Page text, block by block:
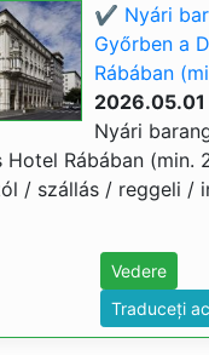
✔️ Nyári
Győrben a
Rábában
Nyári
Hotel Rábában (min.
/ szállás / reggeli /
Vedere
Traduceți